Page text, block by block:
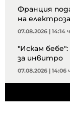
Франция
на
07.08.2026 | 14:14
"Искам
за инвитро
07.08.2026 | 14:06